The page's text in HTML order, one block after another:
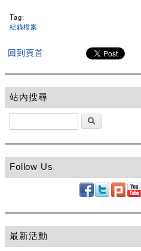
Tag:
紀錄檔案
回到頁首
站內搜尋
Follow Us
最新活動